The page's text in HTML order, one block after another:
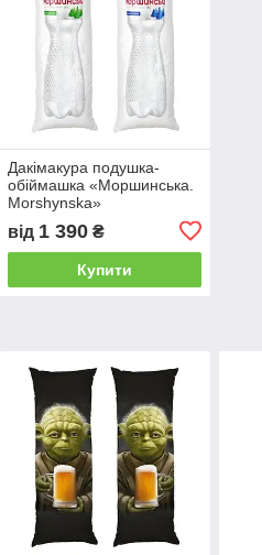
Дакімакура подушка-
обіймашка «Моршинська.
Morshynska»
від 1 390₴
Купити